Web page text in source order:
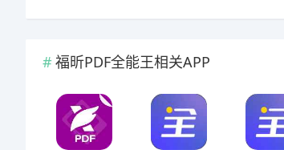
福昕PDF全能王相关APP